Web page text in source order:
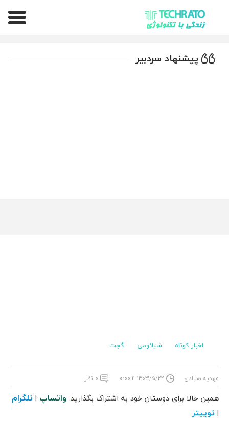
تکراتو – زندگی با تکنولوژی
پیشنهاد سردبیر
اخبار کوتاه شیائومی گجت
مهدیه صیادی ۱۴۰۳/۵/۲۲ ۰:۰۰:۱۱ ۰ نظر
همین حالا برای دوستان خود به اشتراک بگذارید: واتساپ | تلگرام
| توییتر